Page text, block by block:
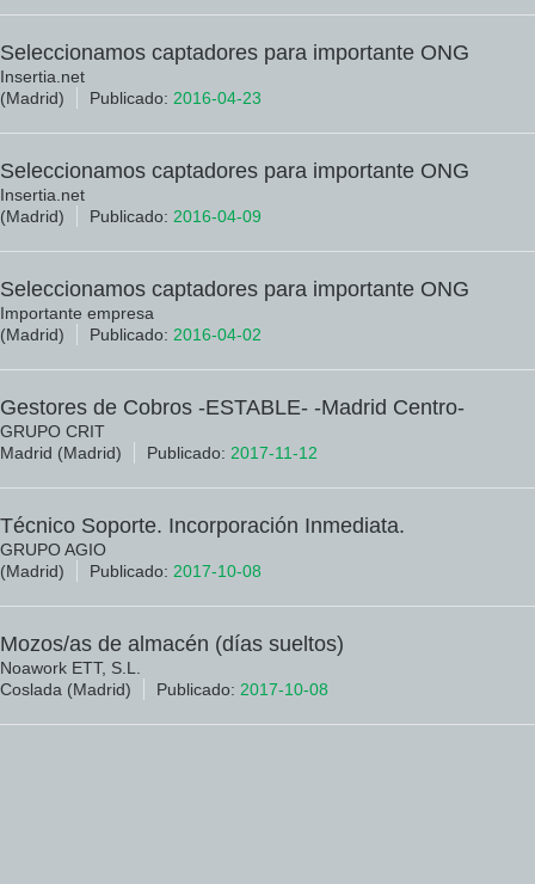
Seleccionamos captadores para importante ONG
Insertia.net
(Madrid)
Publicado: 2016-04-23
Seleccionamos captadores para importante ONG
Insertia.net
(Madrid)
Publicado: 2016-04-09
Seleccionamos captadores para importante ONG
Importante empresa
(Madrid)
Publicado: 2016-04-02
Gestores de Cobros -ESTABLE- -Madrid Centro-
GRUPO CRIT
Madrid (Madrid)
Publicado: 2017-11-12
Técnico Soporte. Incorporación Inmediata.
GRUPO AGIO
(Madrid)
Publicado: 2017-10-08
Mozos/as de almacén (días sueltos)
Noawork ETT, S.L.
Coslada (Madrid)
Publicado: 2017-10-08